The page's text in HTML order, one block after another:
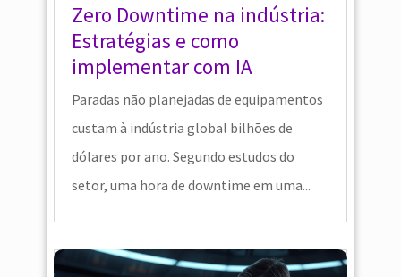
Zero Downtime na indústria:
Estratégias e como
implementar com IA
Paradas não planejadas de equipamentos
custam à indústria global bilhões de
dólares por ano. Segundo estudos do
setor, uma hora de downtime em uma...